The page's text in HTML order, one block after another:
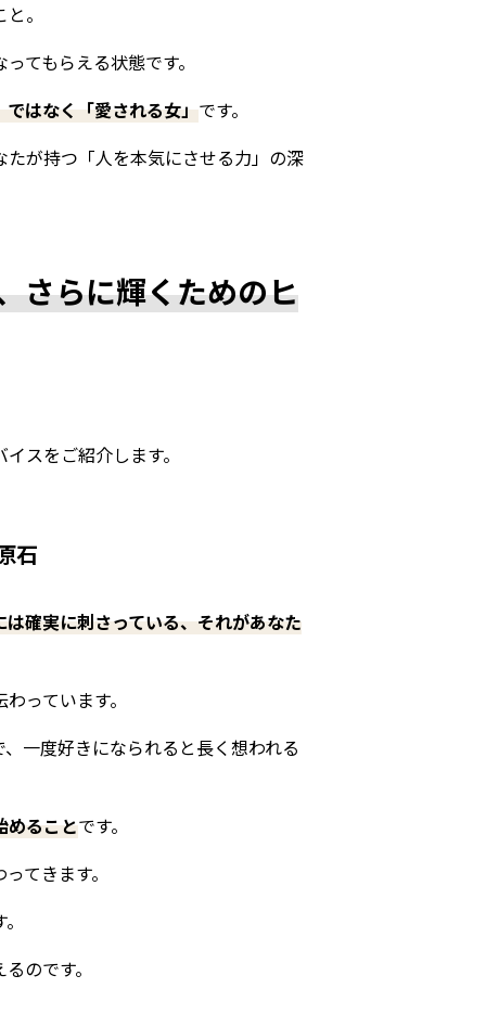
。
てもらえる状態です。
はなく「愛される女」です。
が持つ「人を本気にさせる力」の深
さらに輝くためのヒ
スをご紹介します。
石
確実に刺さっている、それがあなた
っています。
一度好きになられると長く想われる
めることです。
てきます。
のです。